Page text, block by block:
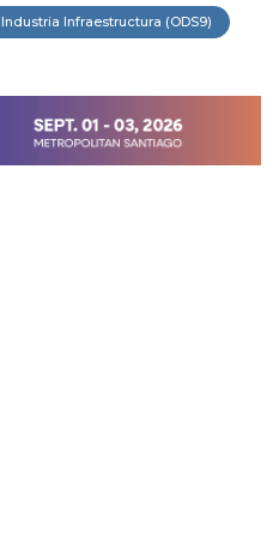
Industria Infraestructura (ODS9)